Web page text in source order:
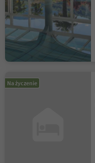
Na życzenie